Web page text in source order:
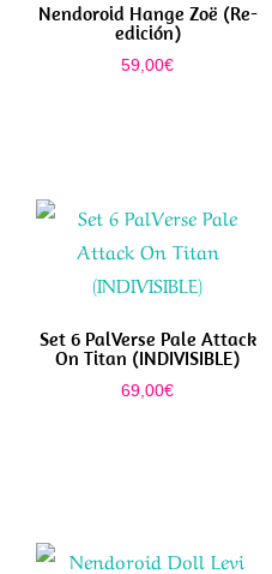
Nendoroid Hange Zoë (Re-
edición)
59,00€
Set 6 PalVerse Pale Attack
On Titan (INDIVISIBLE)
69,00€